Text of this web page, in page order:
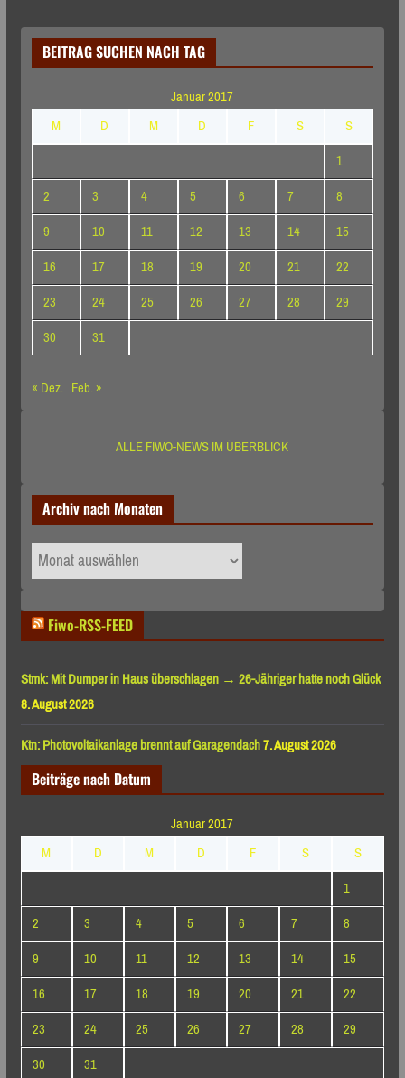
BEITRAG SUCHEN NACH TAG
Januar 2017
M
D M D F S
S
1
2
3 4 5 6 7
8
9
10 11 12 13 14
15
16
17 18 19 20 21
22
23
24 25 26 27 28
29
30
31
« Dez. Feb. »
ALLE FIWO-NEWS IM ÜBERBLICK
Archiv nach Monaten
Archiv
nach
Fiwo-RSS-FEED
Stmk: Mit Dumper in Haus überschlagen → 26-Jähriger hatte noch Glück
8. August 2026
Ktn: Photovoltaikanlage brennt auf Garagendach7. August 2026
Beiträge nach Datum
Januar 2017
M
D M D F S
S
1
2
3 4 5 6 7
8
9
10 11 12 13 14
15
16
17 18 19 20 21
22
23
24 25 26 27 28
29
30
31